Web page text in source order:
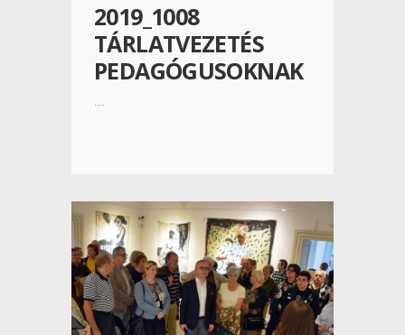
2019_1008
TÁRLATVEZETÉS
PEDAGÓGUSOKNAK
...